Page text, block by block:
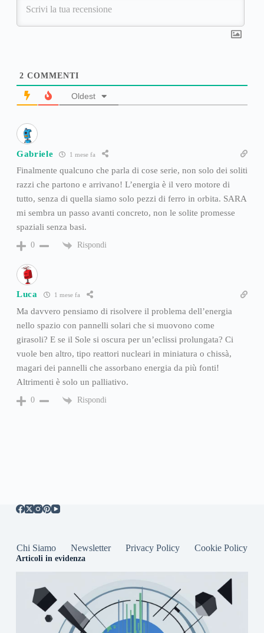
2 COMMENTI
Oldest
Gabriele 1 mese fa
Finalmente qualcuno che parla di cose serie, non solo dei soliti
razzi che partono e arrivano! L’energia è il vero motore di
tutto, senza di quella siamo solo pezzi di ferro in orbita. SARA
mi sembra un passo avanti concreto, non le solite promesse
spaziali senza basi.
0 Rispondi
Luca 1 mese fa
Ma davvero pensiamo di risolvere il problema dell’energia
nello spazio con pannelli solari che si muovono come
girasoli? E se il Sole si oscura per un’eclissi prolungata? Ci
vuole ben altro, tipo reattori nucleari in miniatura o chissà,
magari dei pannelli che assorbano energia da più fonti!
Altrimenti è solo un palliativo.
0 Rispondi
Chi Siamo Newsletter Privacy Policy Cookie Policy
Articoli in evidenza